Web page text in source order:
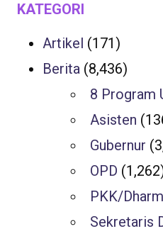
KATEGORI
Artikel (171)
Berita (8,436)
8 Program
Asisten
Gubernur
OPD
PKK/
Sekretaris